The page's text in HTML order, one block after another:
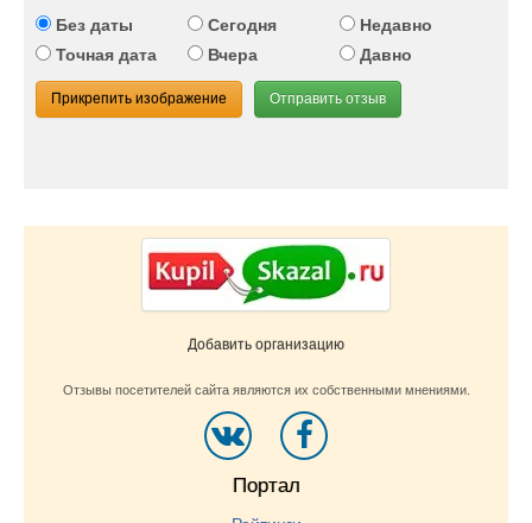
Без даты
Сегодня
Недавно
Точная дата
Вчера Давно
Прикрепить изображение Отправить отзыв
Добавить организацию
Отзывы посетителей сайта являются их собственными мнениями.
Портал